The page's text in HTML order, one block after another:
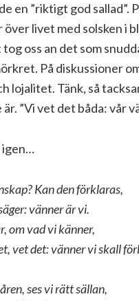
en ”riktigt god sallad”.
livet med solsken i
oss an det som
På diskussioner
lojalitet. Tänk, så
”Vi vet det båda: vår
igen…
Kan den förklaras,
vänner är vi.
om vad vi känner,
vet det: vänner vi skall
ses vi rätt sällan,